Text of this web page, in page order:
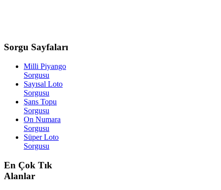
Sorgu Sayfaları
Milli Piyango
Sorgusu
Sayısal Loto
Sorgusu
Şans Topu
Sorgusu
On Numara
Sorgusu
Süper Loto
Sorgusu
En Çok Tık
Alanlar